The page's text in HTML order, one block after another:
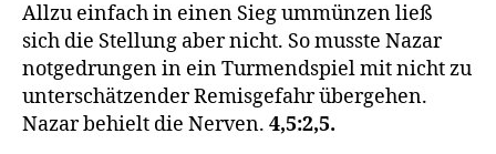
Allzu einfach in einen Sieg ummünzen ließ
sich die Stellung aber nicht. So musste Nazar
notgedrungen in ein Turmendspiel mit nicht zu
unterschätzender Remisgefahr übergehen.
Nazar behielt die Nerven. 4,5:2,5.